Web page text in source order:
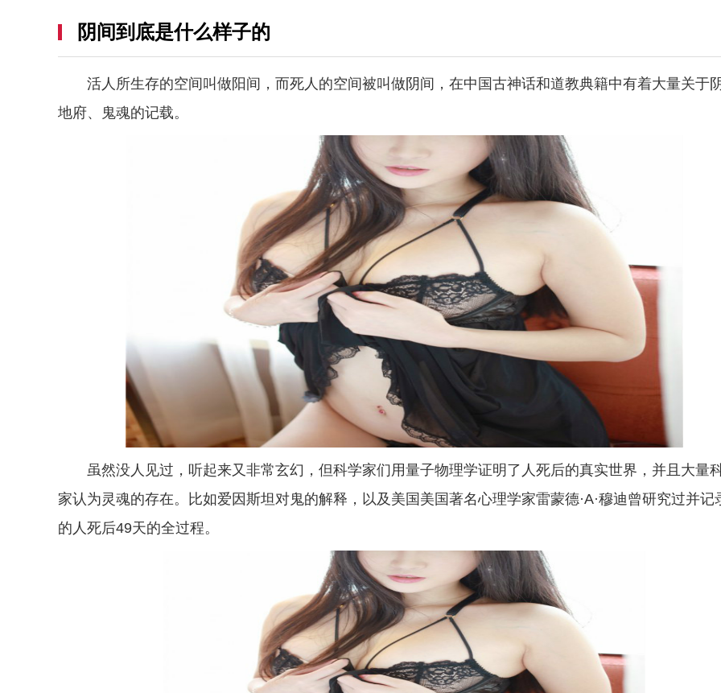
阴间到底是什么样子的
活人所生存的空间叫做阳间，而死人的空间被叫做阴间，在中国古神话和道教典籍中有着大量关于
地府、鬼魂的记载。
虽然没人见过，听起来又非常玄幻，但科学家们用量子物理学证明了人死后的真实世界，并且大量
家认为灵魂的存在。比如爱因斯坦对鬼的解释，以及美国美国著名心理学家雷蒙德·A·穆迪曾研究过并记
的人死后49天的全过程。